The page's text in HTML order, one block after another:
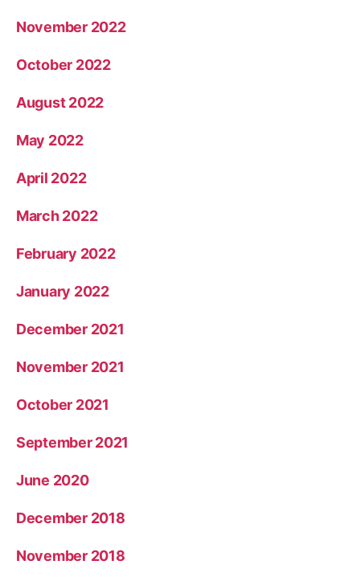
November 2022
October 2022
August 2022
May 2022
April 2022
March 2022
February 2022
January 2022
December 2021
November 2021
October 2021
September 2021
June 2020
December 2018
November 2018